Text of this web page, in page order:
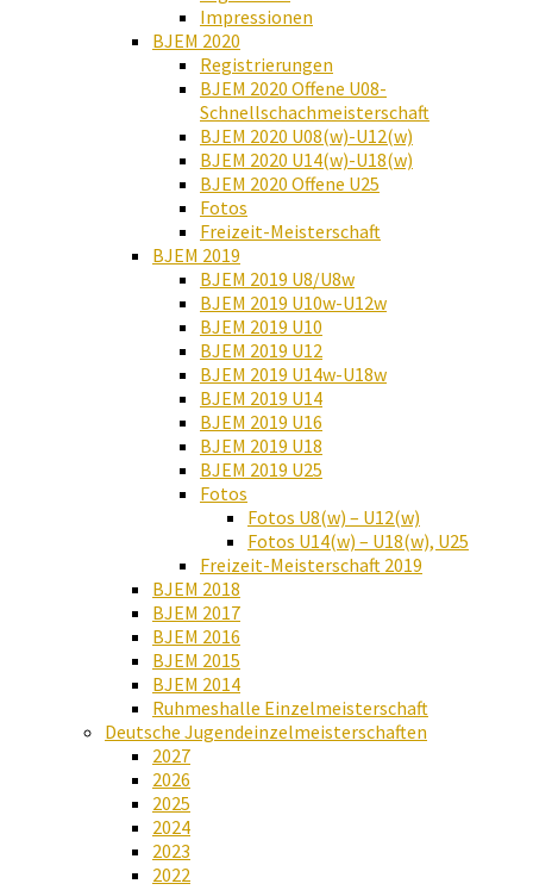
Impressionen
BJEM 2020
Registrierungen
BJEM 2020 Offene U08-
Schnellschachmeisterschaft
BJEM 2020 U08(w)-U12(w)
BJEM 2020 U14(w)-U18(w)
BJEM 2020 Offene U25
Fotos
Freizeit-Meisterschaft
BJEM 2019
BJEM 2019 U8/U8w
BJEM 2019 U10w-U12w
BJEM 2019 U10
BJEM 2019 U12
BJEM 2019 U14w-U18w
BJEM 2019 U14
BJEM 2019 U16
BJEM 2019 U18
BJEM 2019 U25
Fotos
Fotos U8(w) – U12(w)
Fotos U14(w) – U18(w), U25
Freizeit-Meisterschaft 2019
BJEM 2018
BJEM 2017
BJEM 2016
BJEM 2015
BJEM 2014
Ruhmeshalle Einzelmeisterschaft
Deutsche Jugendeinzelmeisterschaften
2027
2026
2025
2024
2023
2022